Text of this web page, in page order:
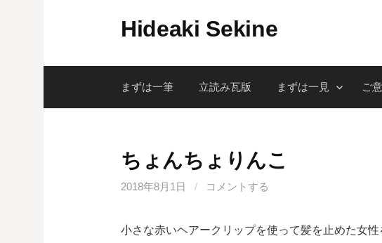
ン
Hideaki Sekine
まずは一筆 立読み瓦版 まずは一見 ご
ちょんちょりんこ
2018年8月1日 / コメントする
小さな赤いヘアークリップを使って髪を止めた女性